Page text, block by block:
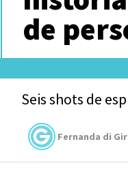
de
Seis shots de
Fernanda di